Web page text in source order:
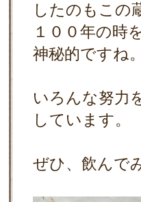
したのもこの
１００年の時
神秘的ですね
いろんな努力
しています。
ぜひ、飲んで